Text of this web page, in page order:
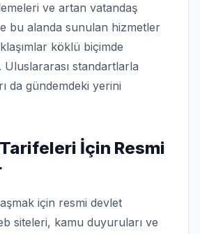
ve artan vatandaş
bu alanda sunulan hizmetler
köklü biçimde
Uluslararası standartlarla
da gündemdeki yerini
İçin Resmi
için resmi devlet
siteleri, kamu duyuruları ve